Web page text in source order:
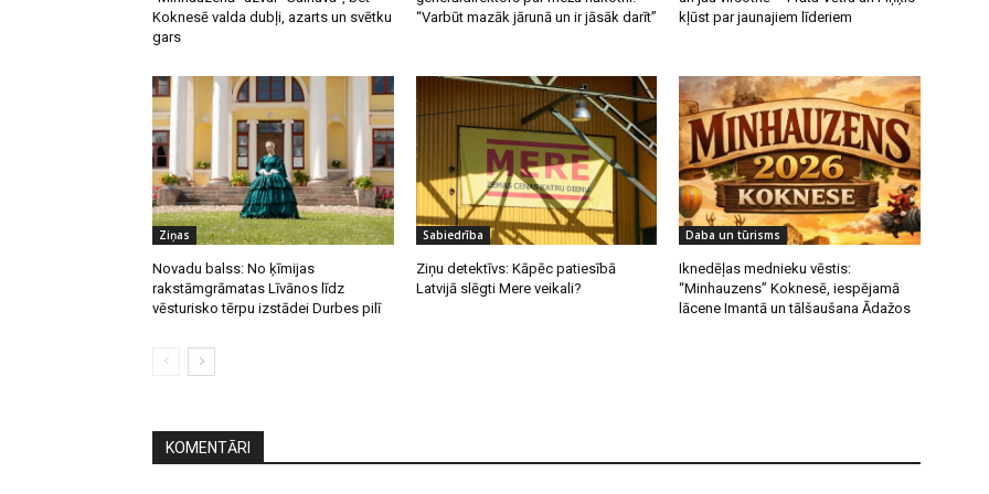
Koknesē valda dubļi, azarts un svētku
gars
“Varbūt mazāk jārunā un ir jāsāk darīt”
kļūst par jaunajiem līderiem
Ziņas
Novadu balss: No ķīmijas
rakstāmgrāmatas Līvānos līdz
vēsturisko tērpu izstādei Durbes pilī
Sabiedrība
Ziņu detektīvs: Kāpēc patiesībā
Latvijā slēgti Mere veikali?
Daba un tūrisms
Iknedēļas mednieku vēstis:
“Minhauzens” Koknesē, iespējamā
lācene Imantā un tālšaušana Ādažos
KOMENTĀRI